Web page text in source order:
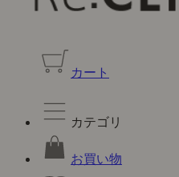
カート
カテゴリ
お買い物